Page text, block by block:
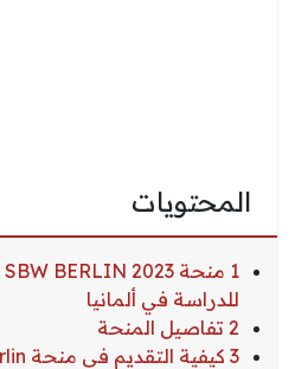
المحتويات
للدراسة في ألمانيا
2 تفاصيل المنحة
3 كيفية التقديم في منحة SBW Berlin